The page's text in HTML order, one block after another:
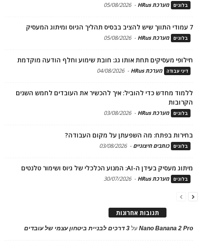
בלוגים מערכת HRus -
05/08/2026
7 עמודי התווך שיש להציב בבסיס תהליך הגיוס ומיתוג המעסיק
בלוגים מערכת HRus -
05/08/2026
חילופי מעסיקים תחת אותו גג: חובת שימוע וחלף הודעה מוקדמת
דיני עבודה מערכת HRus -
04/08/2026
ללמוד מחדש כדי להוביל: איך להכשיר את העובדים לחמש השנים
הקרובות
בלוגים מערכת HRus -
03/08/2026
בחירות בפתח: מה השפעתן על מקום העבודה?
בלוגים כותבים חיצוניים -
03/08/2026
מיתוג מעסיק בעידן ה-AI: המנוע הכלכלי של גיוס ושימור טלנטים
בלוגים מערכת HRus -
30/07/2026
תגובות אחרונות
Nano Banana 2 Proעל 3 דרכים לבניית ביטחון עצמי של עובדים